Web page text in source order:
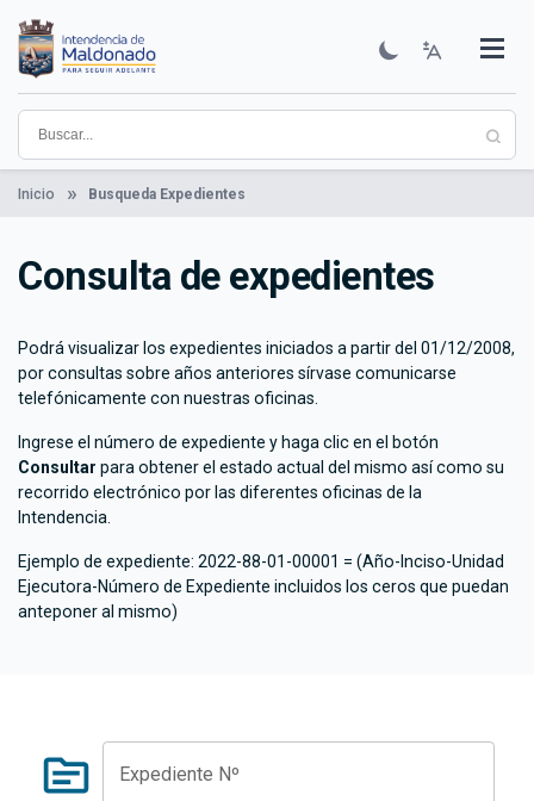
contenido
principal
Institucional
Municipios
Descubre Maldonado
Comunicación
Servicios
Guía De Trámites
Ver Noticias
Inicio Busqueda Expedientes
Consulta de expedientes
Podrá visualizar los expedientes iniciados a partir del 01/12/2008,
por consultas sobre años anteriores sírvase comunicarse
telefónicamente con nuestras oficinas.
Ingrese el número de expediente y haga clic en el botón
Consultar para obtener el estado actual del mismo así como su
recorrido electrónico por las diferentes oficinas de la
Intendencia.
Ejemplo de expediente: 2022-88-01-00001 = (Año-Inciso-Unidad
Ejecutora-Número de Expediente incluidos los ceros que puedan
anteponer al mismo)